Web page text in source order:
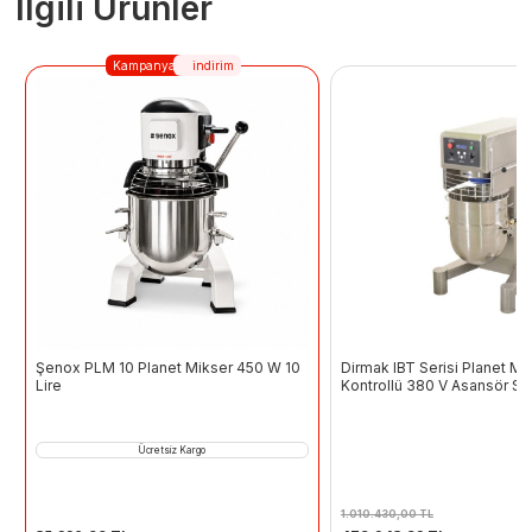
Kampanya indirim
Şenox PLM 10 Planet Mikser 450 W 10
Lire
Ücretsiz Kargo
Dirmak IBT Serisi Planet
Kontrollü 380 V Asansör
1.010.430,00TL